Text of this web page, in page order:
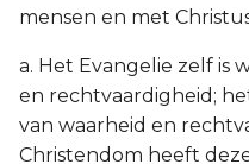
mensen en met
a. Het Evangelie zelf is
en rechtvaardigheid;
van waarheid en
Christendom heeft